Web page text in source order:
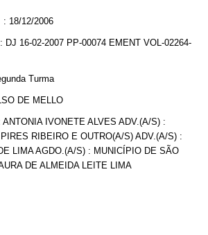
: 18/12/2006
: DJ 16-02-2007 PP-00074 EMENT VOL-02264-
Turma
DE MELLO
IVONETE ALVES ADV.(A/S) :
RIBEIRO E OUTRO(A/S) ADV.(A/S) :
LIMA AGDO.(A/S) : MUNICÍPIO DE SÃO
DE ALMEIDA LEITE LIMA